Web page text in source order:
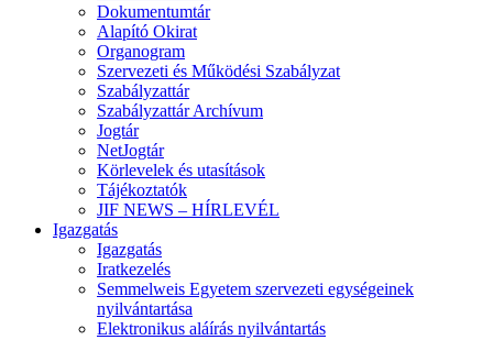
Dokumentumtár
Alapító Okirat
Organogram
Szervezeti és Működési Szabályzat
Szabályzattár
Szabályzattár Archívum
Jogtár
NetJogtár
Körlevelek és utasítások
Tájékoztatók
JIF NEWS – HÍRLEVÉL
Igazgatás
Igazgatás
Iratkezelés
Semmelweis Egyetem szervezeti egységeinek
nyilvántartása
Elektronikus aláírás nyilvántartás